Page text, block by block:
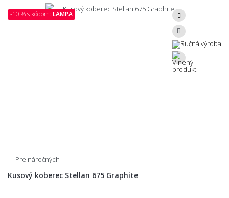
-10 % s kódom: LAMPA
Pre náročných
Kusový koberec Stellan 675 Graphite